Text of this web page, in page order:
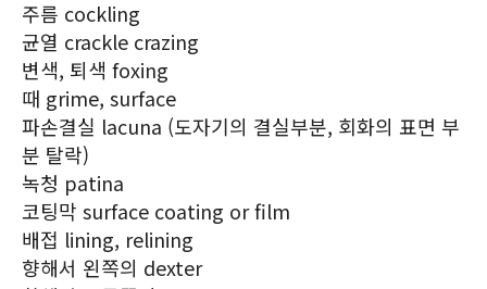
주름 cockling
균열 crackle crazing
변색, 퇴색 foxing
때 grime, surface
파손결실 lacuna (도자기의 결실부분, 회화의 표면 부
분 탈락)
녹청 patina
코팅막 surface coating or film
배접 lining, relining
향해서 왼쪽의 dexter